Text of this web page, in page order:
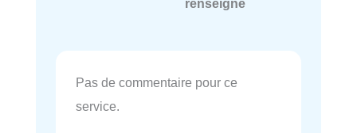
renseigné
Pas de commentaire pour ce
service.